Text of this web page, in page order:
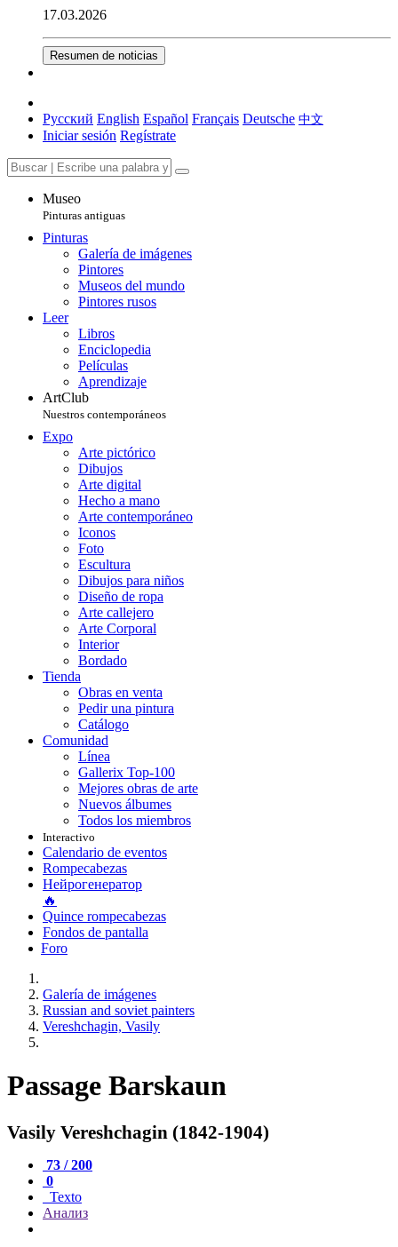
17.03.2026
Resumen de noticias
Русский English Español Français Deutsche 中文
Iniciar sesión Regístrate
Museo
Pinturas antiguas
Pinturas
Galería de imágenes
Pintores
Museos del mundo
Pintores rusos
Leer
Libros
Enciclopedia
Películas
Aprendizaje
ArtClub
Nuestros contemporáneos
Expo
Arte pictórico
Dibujos
Arte digital
Hecho a mano
Arte contemporáneo
Iconos
Foto
Escultura
Dibujos para niños
Diseño de ropa
Arte callejero
Arte Corporal
Interior
Bordado
Tienda
Obras en venta
Pedir una pintura
Catálogo
Comunidad
Línea
Gallerix Top-100
Mejores obras de arte
Nuevos álbumes
Todos los miembros
Interactivo
Calendario de eventos
Rompecabezas
Нейрогенератор
🔥
Quince rompecabezas
Fondos de pantalla
Foro
Galería de imágenes
Russian and soviet painters
Vereshchagin, Vasily
Passage Barskaun
Vasily Vereshchagin (1842-1904)
73 / 200
0
Texto
Анализ